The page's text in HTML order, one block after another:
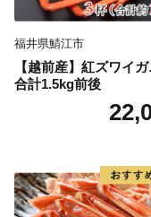
福井県鯖江市
【越前産】紅ズワイ
合計1.5kg前後